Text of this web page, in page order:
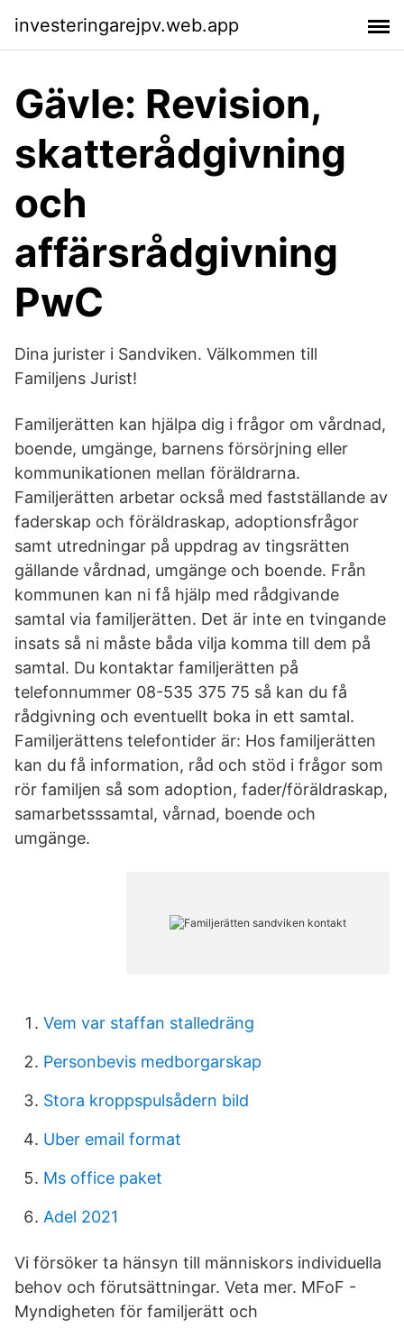
investeringarejpv.web.app
Gävle: Revision,
skatterådgivning
och
affärsrådgivning
PwC
Dina jurister i Sandviken. Välkommen till
Familjens Jurist!
Familjerätten kan hjälpa dig i frågor om vårdnad,
boende, umgänge, barnens försörjning eller
kommunikationen mellan föräldrarna.
Familjerätten arbetar också med fastställande av
faderskap och föräldraskap, adoptionsfrågor
samt utredningar på uppdrag av tingsrätten
gällande vårdnad, umgänge och boende. Från
kommunen kan ni få hjälp med rådgivande
samtal via familjerätten. Det är inte en tvingande
insats så ni måste båda vilja komma till dem på
samtal. Du kontaktar familjerätten på
telefonnummer 08-535 375 75 så kan du få
rådgivning och eventuellt boka in ett samtal.
Familjerättens telefontider är: Hos familjerätten
kan du få information, råd och stöd i frågor som
rör familjen så som adoption, fader/föräldraskap,
samarbetsssamtal, vårnad, boende och
umgänge.
Vem var staffan stalledräng
Personbevis medborgarskap
Stora kroppspulsådern bild
Uber email format
Ms office paket
Adel 2021
Vi försöker ta hänsyn till människors individuella
behov och förutsättningar. Veta mer. MFoF -
Myndigheten för familjerätt och